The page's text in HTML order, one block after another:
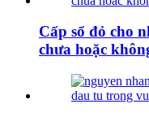
Cấp sổ đỏ cho
chưa hoặc